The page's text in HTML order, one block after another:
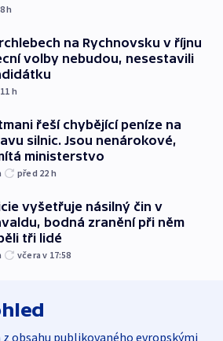
h
na Rychnovsku v říjnu
volby nebudou, nesestavili
h
řeší chybějící peníze na
silnic. Jsou nenárokové,
ministerstvo
před 22 h
vyšetřuje násilný čin v
bodná zranění při něm
tři lidé
včera v 17:58
z obsahu publikovaného evropskými